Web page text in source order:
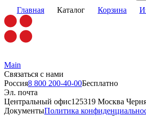
Главная Каталог Корзина
Main
Связаться с нами
Россия8 800 200-40-00Бесплатно
Эл. почта
Центральный офис125319 Москва
ДокументыПолитика